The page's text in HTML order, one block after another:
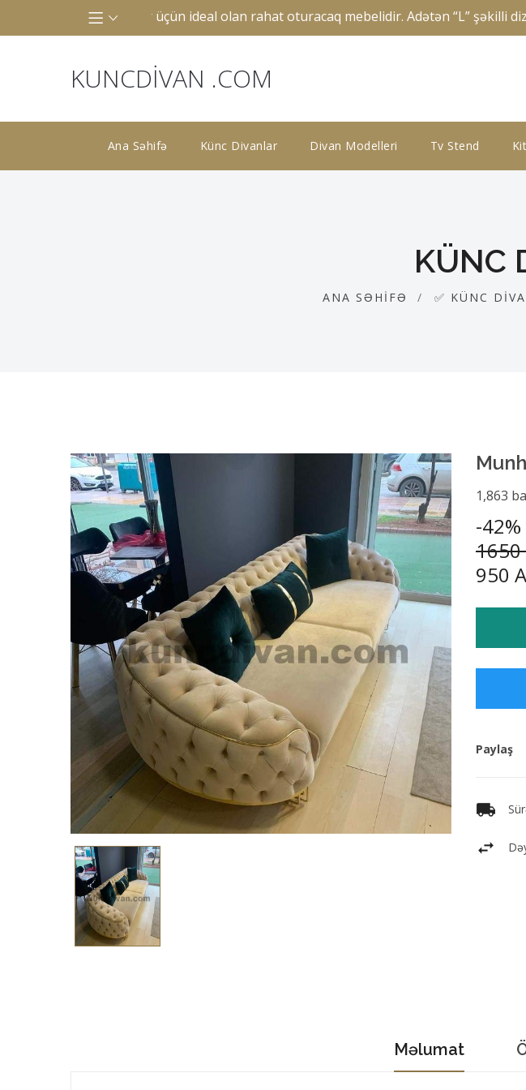
ya böyük otaqlar üçün ideal olan rahat oturacaq mebelidir. Adətən “L” şəkilli
KUNCDIVAN .COM
Ana Səhifə Künc Divanlar Divan Modelleri Tv Stend
KÜNC
ANA SƏHIFƏ ✅ KÜNC
1,863
-
1650
950
Paylaş
Məlumat